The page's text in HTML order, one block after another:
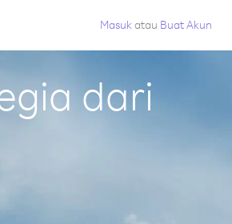
Masuk atau Buat Akun
dari